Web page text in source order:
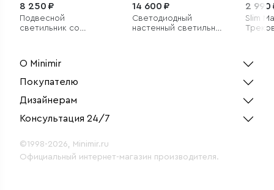
8 250 ₽
Подвесной
светильник со
14 600 ₽
Светодиодный
настенный светильник
2 990
Slim
О Minimir
Покупателю
Дизайнерам
Консультация 24/7
©1998-2026, Minimir.ru
Официальный интернет-магазин производителя.